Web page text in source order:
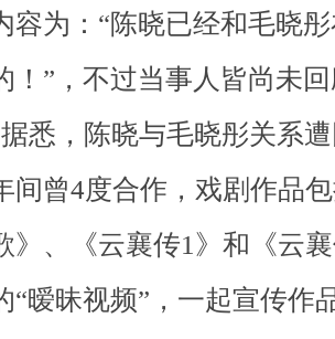
容为：“陈晓已经和毛晓
！”，不过当事人皆尚未
据悉，陈晓与毛晓彤关系
间曾4度合作，戏剧作品
》、《云襄传1》和《云
“暧昧视频”，一起宣传作